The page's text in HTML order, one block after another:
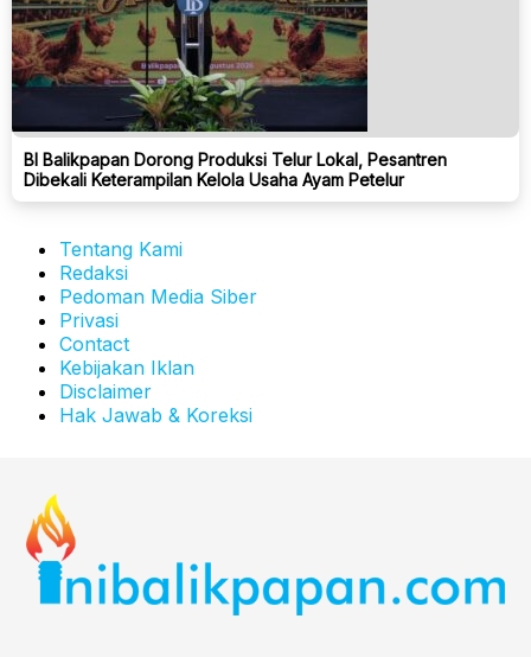
BI Balikpapan Dorong Produksi Telur Lokal, Pesantren
Dibekali Keterampilan Kelola Usaha Ayam Petelur
Tentang Kami
Redaksi
Pedoman Media Siber
Privasi
Contact
Kebijakan Iklan
Disclaimer
Hak Jawab & Koreksi